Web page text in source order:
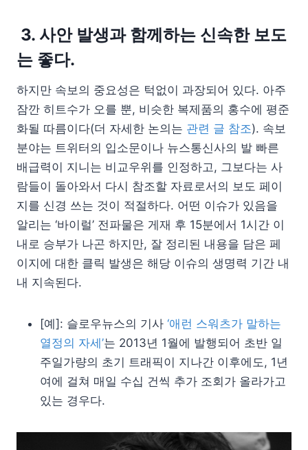
3. 사안 발생과 함께하는 신속한 보도
는 좋다.
하지만 속보의 중요성은 턱없이 과장되어 있다. 아주
잠깐 히트수가 오를 뿐, 비슷한 복제품의 홍수에 평준
화될 따름이다(더 자세한 논의는 관련 글 참조). 속보
분야는 트위터의 입소문이나 뉴스통신사의 발 빠른
배급력이 지니는 비교우위를 인정하고, 그보다는 사
람들이 돌아와서 다시 참조할 자료로서의 보도 페이
지를 신경 쓰는 것이 적절하다. 어떤 이슈가 있음을
알리는 ‘바이럴’ 전파물은 게재 후 15분에서 1시간 이
내로 승부가 나곤 하지만, 잘 정리된 내용을 담은 페
이지에 대한 클릭 발생은 해당 이슈의 생명력 기간 내
내 지속된다.
[예]: 슬로우뉴스의 기사 ‘애런 스워츠가 말하는
열정의 자세’는 2013년 1월에 발행되어 초반 일
주일가량의 초기 트래픽이 지나간 이후에도, 1년
여에 걸쳐 매일 수십 건씩 추가 조회가 올라가고
있는 경우다.